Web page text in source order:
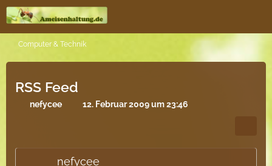
Computer & Technik
RSS Feed
nefycee 12. Februar 2009 um 23:46
nefycee